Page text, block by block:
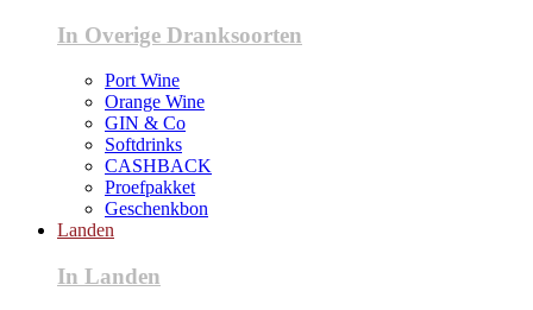
In Overige Dranksoorten
Port Wine
Orange Wine
GIN & Co
Softdrinks
CASHBACK
Proefpakket
Geschenkbon
Landen
In Landen